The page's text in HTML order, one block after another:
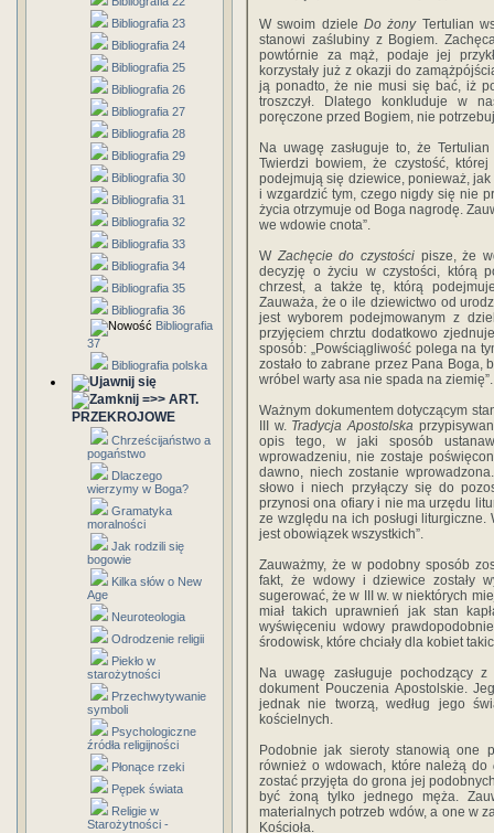
Bibliografia 23
Bibliografia 24
Bibliografia 25
Bibliografia 26
Bibliografia 27
Bibliografia 28
Bibliografia 29
Bibliografia 30
Bibliografia 31
Bibliografia 32
Bibliografia 33
Bibliografia 34
Bibliografia 35
Bibliografia 36
Bibliografia
37
Bibliografia polska
=>> ART.
PRZEKROJOWE
Chrześcijaństwo a
pogaństwo
Dlaczego
wierzymy w Boga?
Gramatyka
moralności
Jak rodzili się
bogowie
Kilka słów o New
Age
Neuroteologia
Odrodzenie religii
Piekło w
starożytności
Przechwytywanie
symboli
Psychologiczne
źródła religijności
Płonące rzeki
Pępek świata
Religie w
Starożytności -
W swoim dzieleDo żonyTertulian
stanowi zaślubiny z Bogiem.
powtórnie za mąż, podaje jej
korzystały już z okazji do
ją ponadto, że nie musi się bać, iż
troszczył. Dlatego konkluduje w
poręczone przed Bogiem, nie
Na uwagę zasługuje to, że
Twierdzi bowiem, że czystość,
podejmują się dziewice, ponieważ,
i wzgardzić tym, czego nigdy się nie
życia otrzymuje od Boga nagrodę.
we wdowie cnota”.
W Zachęcie do czystości pisze, że
decyzję o życiu w czystości, którą
chrzest, a także tę, którą
Zauważa, że o ile dziewictwo od
jest wyborem podejmowanym z
przyjęciem chrztu dodatkowo
sposób: „Powściągliwość polega na
zostało to zabrane przez Pana
wróbel warty asa nie spada na ziemię”.
Ważnym dokumentem dotyczącym
III w. Tradycja Apostolska
opis tego, w jaki sposób
wprowadzeniu, nie zostaje
dawno, niech zostanie
słowo i niech przyłączy się do
przynosi ona ofiary i nie ma urzędu
ze względu na ich posługi
jest obowiązek wszystkich”.
Zauważmy, że w podobny sposób
fakt, że wdowy i dziewice zostały
sugerować, że w III w. w niektórych
miał takich uprawnień jak stan
wyświęceniu wdowy
środowisk, które chciały dla kobiet
Na uwagę zasługuje pochodzący
dokument Pouczenia Apostolskie.
jednak nie tworzą, według jego
kościelnych.
Podobnie jak sieroty stanowią one
również o wdowach, które należą do
zostać przyjęta do grona jej
być żoną tylko jednego męża.
materialnych potrzeb wdów, a one w
Kościoła.